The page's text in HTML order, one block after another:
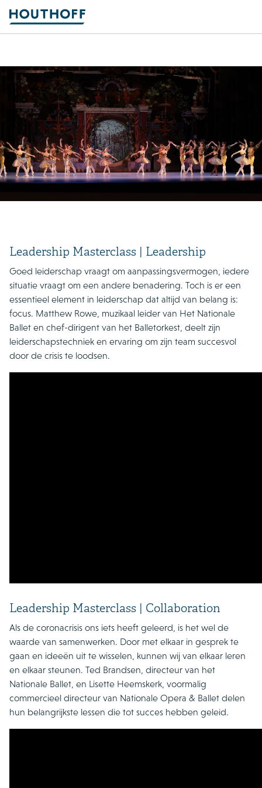
Leadership Masterclass | Leadership
Goed leiderschap vraagt om aanpassingsvermogen, iedere
situatie vraagt om een andere benadering. Toch is er een
essentieel element in leiderschap dat altijd van belang is:
focus. Matthew Rowe, muzikaal leider van Het Nationale
Ballet en chef-dirigent van het Balletorkest, deelt zijn
leiderschapstechniek en ervaring om zijn team succesvol
door de crisis te loodsen.
Leadership Masterclass | Collaboration
Als de coronacrisis ons iets heeft geleerd, is het wel de
waarde van samenwerken. Door met elkaar in gesprek te
gaan en ideeën uit te wisselen, kunnen wij van elkaar leren
en elkaar steunen. Ted Brandsen, directeur van het
Nationale Ballet, en Lisette Heemskerk, voormalig
commercieel directeur van Nationale Opera & Ballet delen
hun belangrijkste lessen die tot succes hebben geleid.